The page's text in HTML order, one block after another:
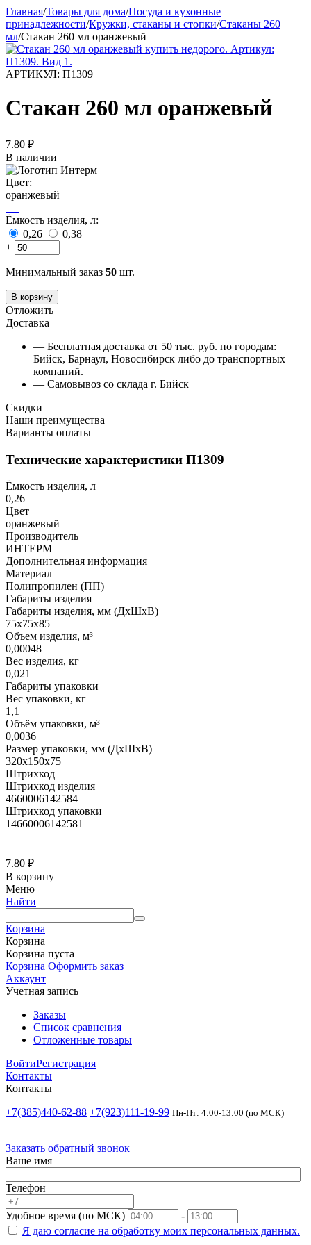
Главная/Товары для дома/Посуда и кухонные
принадлежности/Кружки, стаканы и стопки/Стаканы 260
мл/Стакан 260 мл оранжевый
АРТИКУЛ: П1309
Стакан 260 мл оранжевый
7.80 ₽
В наличии
Цвет:
оранжевый
Ёмкость изделия, л:
0,26
0,38
+
−
Минимальный заказ 50 шт.
В корзину
Отложить
Доставка
— Бесплатная доставка от 50 тыс. руб. по городам:
Бийск, Барнаул, Новосибирск либо до транспортных
компаний.
— Самовывоз со склада г. Бийск
Скидки
Наши преимущества
Варианты оплаты
Технические характеристики П1309
Ёмкость изделия, л
0,26
Цвет
оранжевый
Производитель
ИНТЕРМ
Дополнительная информация
Материал
Полипропилен (ПП)
Габариты изделия
Габариты изделия, мм (ДхШхВ)
75х75х85
Объем изделия, м³
0,00048
Вес изделия, кг
0,021
Габариты упаковки
Вес упаковки, кг
1,1
Объём упаковки, м³
0,0036
Размер упаковки, мм (ДхШхВ)
320х150х75
Штрихкод
Штрихкод изделия
4660006142584
Штрихкод упаковки
14660006142581
7.80 ₽
В корзину
Меню
Найти
Корзина
Корзина
Корзина пуста
Корзина Оформить заказ
Аккаунт
Учетная запись
Заказы
Список сравнения
Отложенные товары
ВойтиРегистрация
Контакты
Контакты
+7(385)440-62-88 +7(923)111-19-99 Пн-Пт: 4:00-13:00 (по МСК)
Заказать обратный звонок
Ваше имя
Телефон
Удобное время (по МСК)
-
Я даю согласие на обработку моих персональных данных.